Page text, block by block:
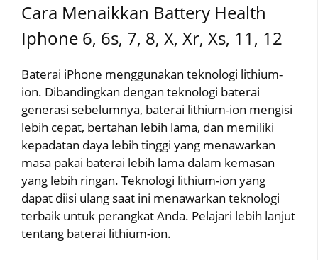
Cara Menaikkan Battery Health
Iphone 6, 6s, 7, 8, X, Xr, Xs, 11, 12
Baterai iPhone menggunakan teknologi lithium-
ion. Dibandingkan dengan teknologi baterai
generasi sebelumnya, baterai lithium-ion mengisi
lebih cepat, bertahan lebih lama, dan memiliki
kepadatan daya lebih tinggi yang menawarkan
masa pakai baterai lebih lama dalam kemasan
yang lebih ringan. Teknologi lithium-ion yang
dapat diisi ulang saat ini menawarkan teknologi
terbaik untuk perangkat Anda. Pelajari lebih lanjut
tentang baterai lithium-ion.